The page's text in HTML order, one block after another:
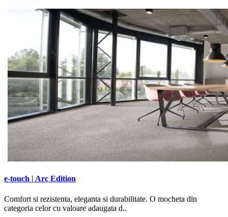
e-touch | Arc Edition
Comfort si rezistenta, eleganta si durabilitate. O mocheta din
categoria celor cu valoare adaugata d..